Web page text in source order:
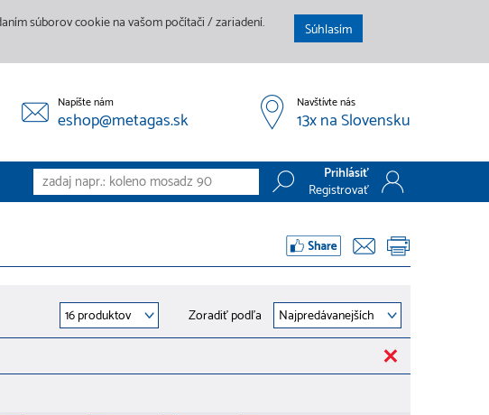
súborov cookie na vašom počítači / zariadení.
Súhlasím
Napíšte nám
eshop@metagas.sk
Navštívte nás
13x na Slovensku
Prihlásiť
Registrovať
Registrovať
Zoradiť podľa